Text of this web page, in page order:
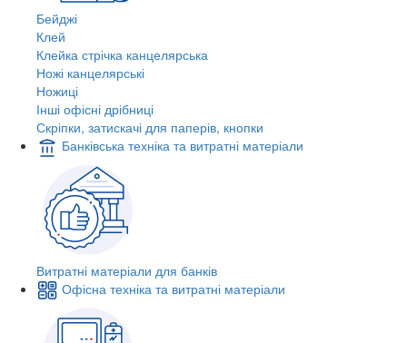
Бейджі
Клей
Клейка стрічка канцелярська
Ножі канцелярські
Ножиці
Інші офісні дрібниці
Скріпки, затискачі для паперів, кнопки
Банківська техніка та витратні матеріали
Витратні матеріали для банків
Офісна техніка та витратні матеріали